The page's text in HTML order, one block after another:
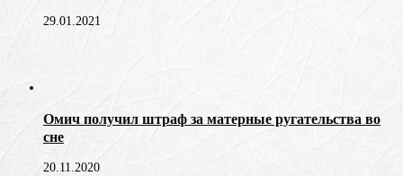
29.01.2021
Омич получил штраф за матерные ругательства во
сне
20.11.2020